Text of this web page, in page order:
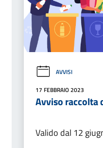
AVVISI
17 FEBBRAIO 2023
Avviso raccolta
Valido dal 12